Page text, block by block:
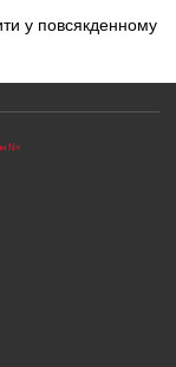
у повсякденному
N»